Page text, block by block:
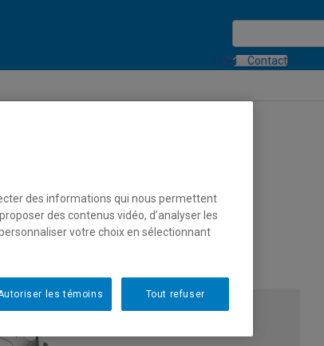
Contact
des informations qui nous permettent
des contenus vidéo, d’analyser les
votre choix en sélectionnant
Tout refuser
les témoins